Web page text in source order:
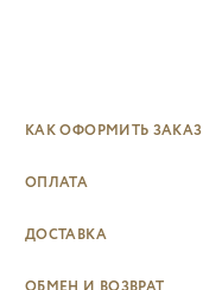
КАК ОФОРМИТЬ ЗАКАЗ
ОПЛАТА
ДОСТАВКА